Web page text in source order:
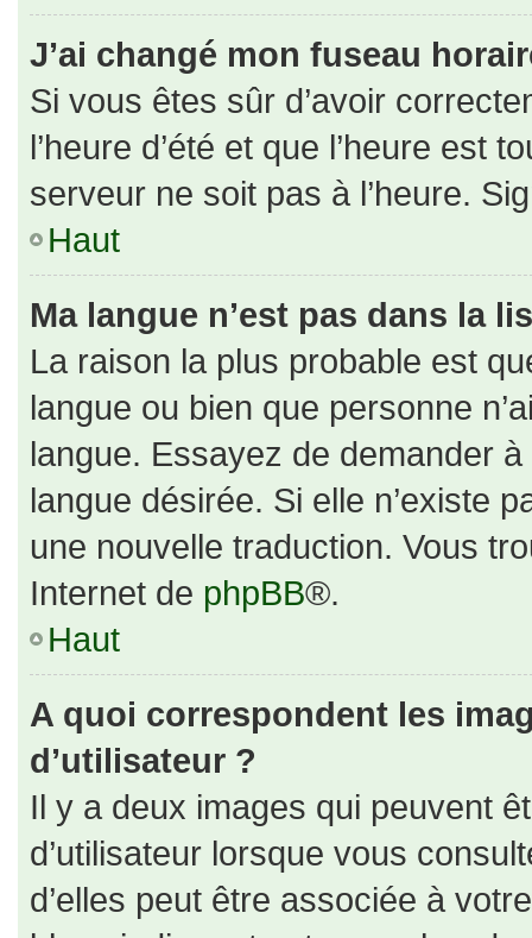
J’ai changé mon fuseau
Si vous êtes sûr d’avoir
l’heure d’été et que l’heure est
serveur ne soit pas à l’heure.
Haut
Ma langue n’est pas dans la
La raison la plus probable est
langue ou bien que personne
langue. Essayez de demander
langue désirée. Si elle n’existe
une nouvelle traduction. Vous
Internet de phpBB®.
Haut
A quoi correspondent les
d’utilisateur ?
Il y a deux images qui peuvent
d’utilisateur lorsque vous
d’elles peut être associée à